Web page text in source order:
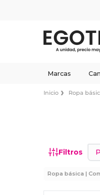
Marcas
Inicio Ropa
Filtros
Ropa básica |